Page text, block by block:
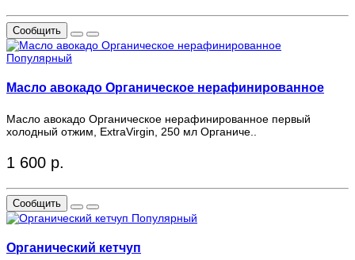
Сообщить
Популярный
Масло авокадо Органическое нерафинированное
Масло авокадо Органическое нерафинированное первый
холодный отжим, ExtraVirgin, 250 мл Органиче..
1 600 р.
Сообщить
Популярный
Органический кетчуп